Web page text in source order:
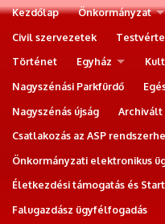
Kezdőlap Önkormányzat
Civil szervezetek
Történet
Egyház
Nagyszénási Parkfürdő
Nagyszénás újság
Csatlakozás az ASP
Önkormányzati elektronikus
Életkezdési támogatás és
Falugazdász ügyfélfogadás